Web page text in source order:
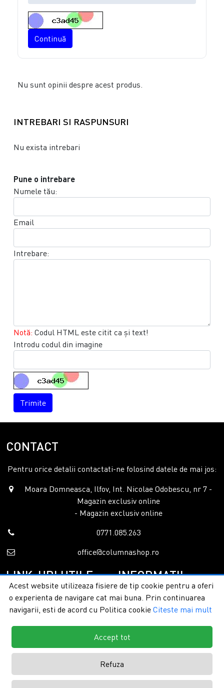
Continuă
Nu sunt opinii despre acest produs.
INTREBARI SI RASPUNSURI
Nu exista intrebari
Pune o intrebare
Numele tău:
Email
Intrebare:
Notă: Codul HTML este citit ca şi text!
Introdu codul din imagine
Trimite
CONTACT
Pentru orice detalii contactati-ne folosind datele de mai jos:
Moara Domneasca, Ilfov, Int. Nicolae Odobescu, nr 7 -
Magazin exclusiv online
- Magazin exclusiv online
0771.085.263
office@columnashop.ro
LINK-URI UTILE
Acasa
Despre noi
Formular retur
INFORMATII
Garantie si service
Detalii livrare
Termeni si conditii
Copyright © 2026 - ColumnaShop |
Acest website utilizeaza fisiere de tip cookie pentru a oferi
o experienta de navigare cat mai buna. Prin continuarea
navigarii, esti de acord cu Politica cookie Citeste mai mult
Accept tot
Refuza